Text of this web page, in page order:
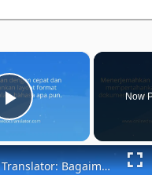
×
Play Video
Now
Doc Translator: Bagaimana cara menggunakan penerjemah dokumen?